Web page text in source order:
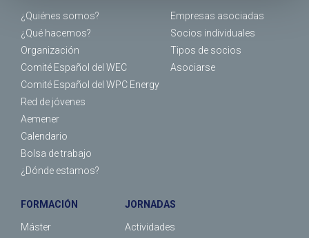
¿Quiénes somos?
¿Qué hacemos?
Organización
Comité Español del WEC
Comité Español del WPC Energy
Red de jóvenes
Aemener
Calendario
Bolsa de trabajo
¿Dónde estamos?
Empresas asociadas
Socios individuales
Tipos de socios
Asociarse
FORMACIÓN
Máster
JORNADAS
Actividades